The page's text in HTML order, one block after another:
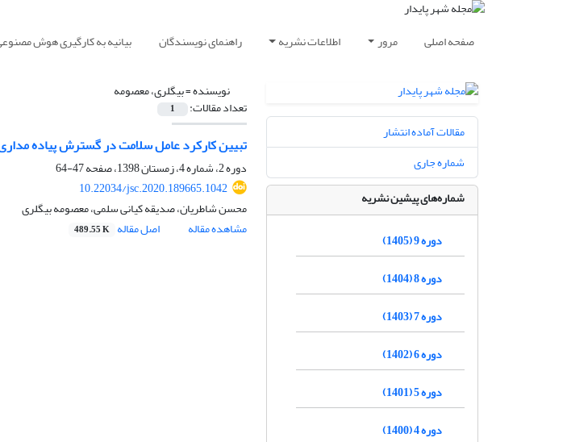
صفحه اصلی مرور اطلاعات نشریه راهنمای نویسندگان بیانیه به کارگیری هوش
نویسنده =بیگلری، معصومه
تعداد مقالات: 1
تبیین کارکرد عامل سلامت در گسترش پیاده
دوره 2، شماره 4، زمستان 1398، صفحه
47-64
10.22034/jsc.2020.189665.1042
محسن شاطریان، صدیقه کیانی سلمی، معصومه بیگلری
مشاهده مقاله
اصل مقاله 489.55 K
مقالات آماده انتشار
شماره جاری
شماره‌های پیشین نشریه
دوره 9 (1405)
دوره 8 (1404)
دوره 7 (1403)
دوره 6 (1402)
دوره 5 (1401)
دوره 4 (1400)